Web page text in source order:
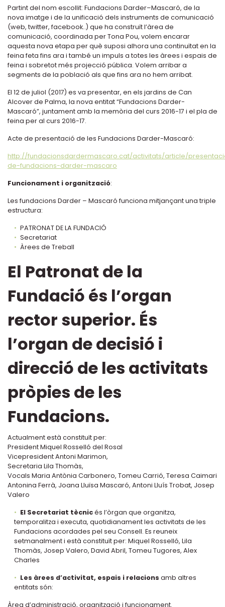
Partint del nom escollit: Fundacions Darder–Mascaró, de la
nova imatge i de la unificació dels instruments de comunicació
(web, twitter, facebook..) que ha construït l’àrea de
comunicació, coordinada per Tona Pou, volem encarar
aquesta nova etapa per què suposi alhora una continuïtat en la
feina feta fins ara i també un impuls a totes les àrees i espais de
feina i sobretot més projecció pública. Volem arribar a
segments de la població als que fins ara no hem arribat.
El 12 de juliol (2017) es va presentar, en els jardins de Can
Alcover de Palma, la nova entitat “Fundacions Darder-
Mascaró”, juntament amb la memòria del curs 2016-17 i el pla de
feina per al curs 2016-17.
Acte de presentació de les Fundacions Darder-Mascaró:
http://fundacionsdardermascaro.cat/activitats/article/
de-fundacions-darder-mascaro
Funcionament i organització:
Les fundacions Darder – Mascaró funciona mitjançant una triple
estructura:
PATRONAT DE LA FUNDACIÓ
Secretariat
Àrees de Treball
El Patronat de la
Fundació és l’organ
rector superior. És
l’organ de decisió i
direcció de les activitats
pròpies de les
Fundacions.
Actualment està constituït per:
President Miquel Rosselló del Rosal
Vicepresident Antoni Marimon,
Secretaria Lila Thomàs,
Vocals Maria Antònia Carbonero, Tomeu Carrió, Teresa Caimari
Antonina Ferrà, Joana Lluïsa Mascaró, Antoni Lluís Trobat, Josep
Valero
El Secretariat tècnicés l’òrgan que organitza,
temporalitza i executa, quotidianament les activitats de les
Fundacions acordades pel seu Consell. Es reuneix
setmanalment i està constituït per: Miquel Rosselló, Lila
Thomàs, Josep Valero, David Abril, Tomeu Tugores, Alex
Charles
Les àrees d’activitat, espais i relacions amb altres
entitats són:
Àrea d’administració, organització i funcionament.